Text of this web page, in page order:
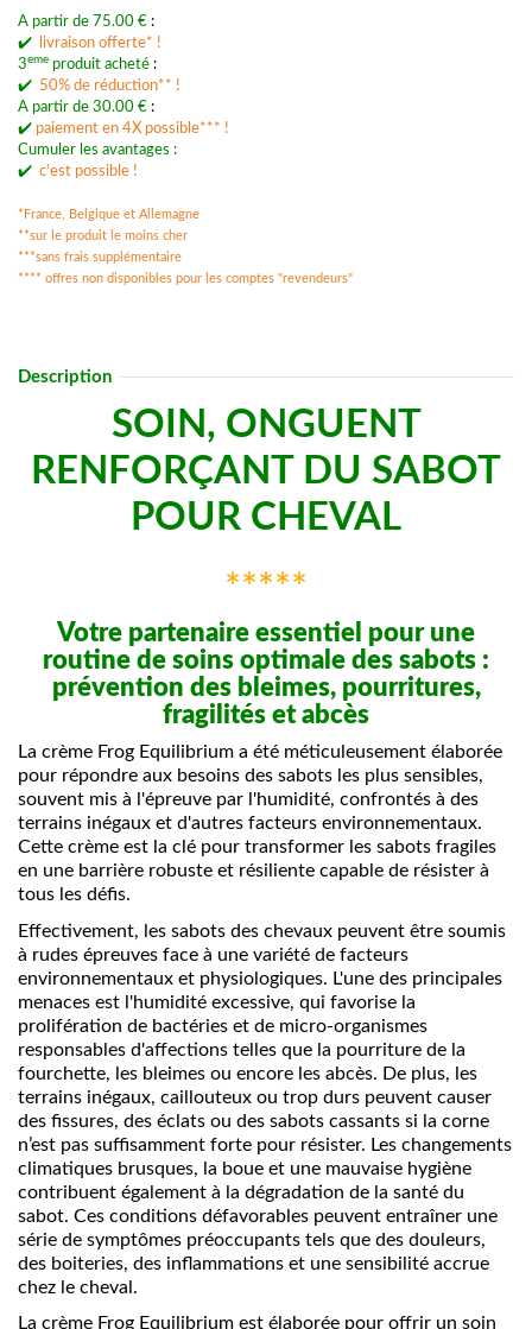
A partir de 75.00 € :
✔️
livraison offerte* !
3eme produit acheté :
✔️ 50% de réduction** !
A partir de 30.00 € :
✔️ paiement en 4X possible*** !
Cumuler les avantages :
✔️ c'est possible !
*France, Belgique et Allemagne
**sur le produit le moins cher
***sans frais supplémentaire
**** offres non disponibles pour les comptes "revendeurs"
Description
SOIN, ONGUENT
RENFORÇANT DU SABOT
POUR CHEVAL
*****
Votre partenaire essentiel pour une
routine de soins optimale des sabots :
prévention des bleimes, pourritures,
fragilités et abcès
La crème Frog Equilibrium a été méticuleusement élaborée
pour répondre aux besoins des sabots les plus sensibles,
souvent mis à l'épreuve par l'humidité, confrontés à des
terrains inégaux et d'autres facteurs environnementaux.
Cette crème est la clé pour transformer les sabots fragiles
en une barrière robuste et résiliente capable de résister à
tous les défis.
Effectivement, les sabots des chevaux peuvent être soumis
à rudes épreuves face à une variété de facteurs
environnementaux et physiologiques. L'une des principales
menaces est l'humidité excessive, qui favorise la
prolifération de bactéries et de micro-organismes
responsables d'affections telles que la pourriture de la
fourchette, les bleimes ou encore les abcès. De plus, les
terrains inégaux, caillouteux ou trop durs peuvent causer
des fissures, des éclats ou des sabots cassants si la corne
n’est pas suffisamment forte pour résister. Les changements
climatiques brusques, la boue et une mauvaise hygiène
contribuent également à la dégradation de la santé du
sabot. Ces conditions défavorables peuvent entraîner une
série de symptômes préoccupants tels que des douleurs,
des boiteries, des inflammations et une sensibilité accrue
chez le cheval.
La crème Frog Equilibrium est élaborée pour offrir un soin